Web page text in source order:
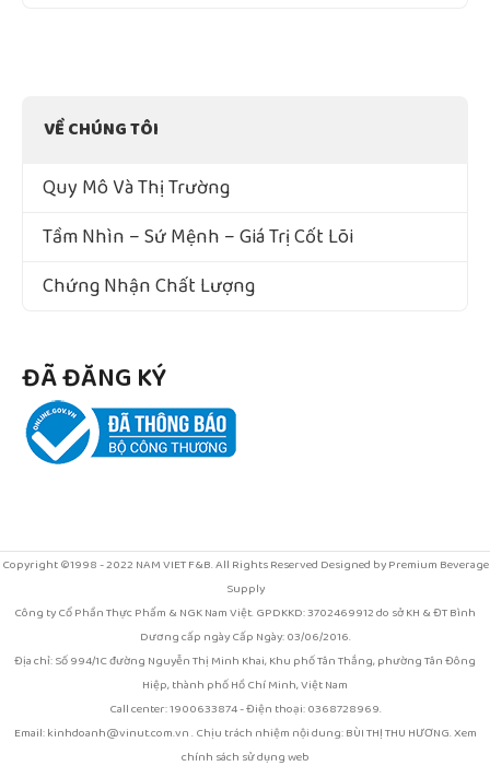
VỀ CHÚNG TÔI
Quy Mô Và Thị Trường
Tầm Nhìn – Sứ Mệnh – Giá Trị Cốt Lõi
Chứng Nhận Chất Lượng
ĐÃ ĐĂNG KÝ
Copyright ©1998 - 2022 NAM VIET F&B. All Rights Reserved Designed by Premium Beverage
Supply
Công ty Cổ Phần Thực Phẩm & NGK Nam Việt. GPDKKD: 3702469912 do sở KH & ĐT Bình
Dương cấp ngày Cấp Ngày: 03/06/2016.
Địa chỉ: Số 994/1C đường Nguyễn Thị Minh Khai, Khu phố Tân Thắng, phường Tân Đông
Hiệp, thành phố Hồ Chí Minh, Việt Nam
Call center: 1900633874 - Điện thoại: 0368728969.
Email: kinhdoanh@vinut.com.vn . Chịu trách nhiệm nội dung: BÙI THỊ THU HƯƠNG. Xem
chính sách sử dụng web